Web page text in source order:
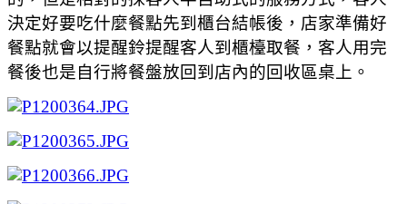
決定好要吃什麼餐點先到櫃台結帳後，店家準備好
餐點就會以提醒鈴提醒客人到櫃檯取餐，客人用完
餐後也是自行將餐盤放回到店內的回收區桌上。